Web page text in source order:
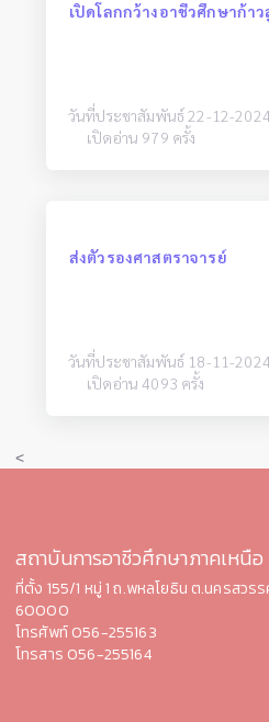
เปิดโลกกว้างอาชีวศึกษาก้า
วันที่ประชาสัมพันธ์ 22-12-2024
เปิดอ่าน 979 ครั้ง
ส่งตัวรองศาสตราจารย์
วันที่ประชาสัมพันธ์ 18-11-2024
เปิดอ่าน 4093 ครั้ง
<
สถาบันการอาชีวศึกษาภาคเหนือ
ที่ตั้ง 155/1 หมู่ 1 ถ.พหลโยธิน ต.นครสวร
60000
โทรศัพท์ 056-255163
โทรสาร 056-255164